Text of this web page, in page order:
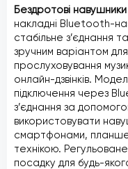
Бездротові
накладні Bluetooth-
стабільне з’єднання
зручним варіантом
прослуховування
онлайн-дзвінків.
підключення через
з’єднання за
використовувати
смартфонами,
технікою.
посадку для будь-